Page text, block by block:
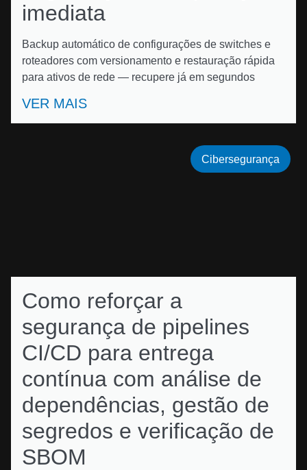
imediata
Backup automático de configurações de switches e
roteadores com versionamento e restauração rápida
para ativos de rede — recupere já em segundos
VER MAIS
Como reforçar a
segurança de pipelines
CI/CD para entrega
contínua com análise de
dependências, gestão de
segredos e verificação de
SBOM
Cibersegurança